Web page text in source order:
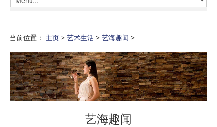
当前位置： 主页 > 艺术生活 > 艺海趣闻 >
艺海趣闻